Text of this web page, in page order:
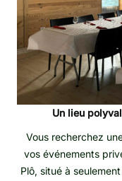
Un lieu
Vous recherchez
vos événements
Plô, situé à